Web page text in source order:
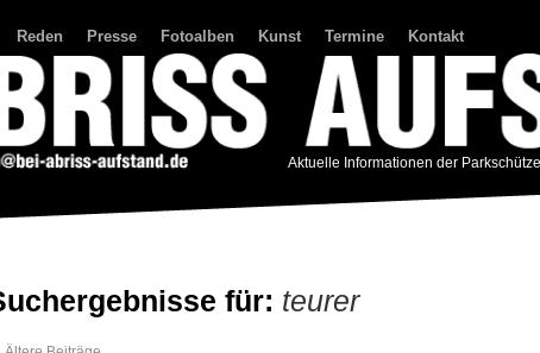
Reden Presse Fotoalben Kunst Termine Kontakt
Aktuelle Informationen der
für: teurer